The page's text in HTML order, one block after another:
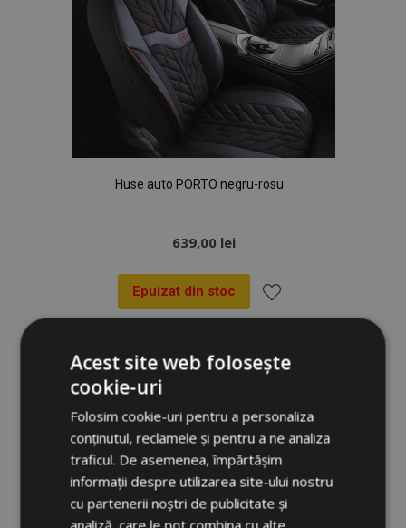
Huse auto PORTO negru-rosu
639,00 lei
Epuizat din stoc
Lista
de
Acest site web folosește
cookie-uri
Folosim cookie-uri pentru a personaliza
conținutul, reclamele și pentru a ne analiza
traficul. De asemenea, împărtășim
informații despre utilizarea site-ului nostru
cu partenerii noștri de publicitate și